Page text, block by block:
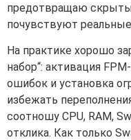
предотвращаю
почувствуют
На практике хорошо
набор“: активация
ошибок и установка
избежать
соотношу CPU, RAM,
отклика. Как только